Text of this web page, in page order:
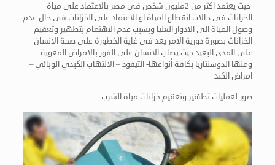
حيث يعتمد اكثر من 2مليون شخص فى مصر بالاعتماد على مياة
الخزانات فى حالات انقطاع المياة او الاعتماد على الخزانات فى حال عدم
وصول المياة الى الادوار العليا وبسبب عدم الاهتمام بتطهير وتعقيم
الخزانات بصورة دورية الامر يعد فى غاية الخطورة على صحة الانسان
على المدى البعيد حيت يصاب الانسان على الفور بالامراض المعوية
ومنها الدوسنتاريا بكافة أنواعها- التيفود – الالتهاب الكبدي الوبائي –
امراض الكبد
صور لعمليات تطهير وتعقيم خزانات مياة الشرب